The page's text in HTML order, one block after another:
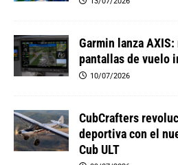
Garmin lanza
pantallas de vuelo
10/07/2026
CubCrafters
deportiva con el
Cub ULT